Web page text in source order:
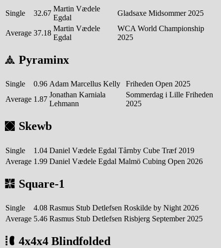
Single 32.67
Martin Vædele
Egdal
Gladsaxe Midsommer 2025
Average 37.18
Martin Vædele
Egdal
WCA World Championship
2025
Pyraminx
Single 0.96 Adam Marcellus Kelly
Friheden Open 2025
Average 1.87
Jonathan Karniala
Lehmann
Sommerdag i Lille Friheden
2025
Skewb
Single 1.04 Daniel Vædele Egdal Tårnby Cube Træf 2019
Average 1.99 Daniel Vædele Egdal Malmö Cubing Open 2026
Square-1
Single 4.08 Rasmus Stub Detlefsen Roskilde by Night 2026
Average 5.46 Rasmus Stub Detlefsen Risbjerg September 2025
4x4x4 Blindfolded